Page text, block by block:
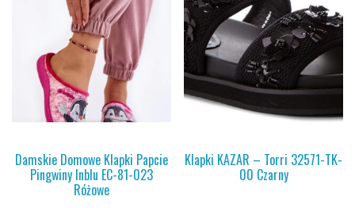
Damskie Domowe Klapki Papcie
Pingwiny Inblu EC-81-023
Różowe
Klapki KAZAR – Torri 32571-TK-
00 Czarny